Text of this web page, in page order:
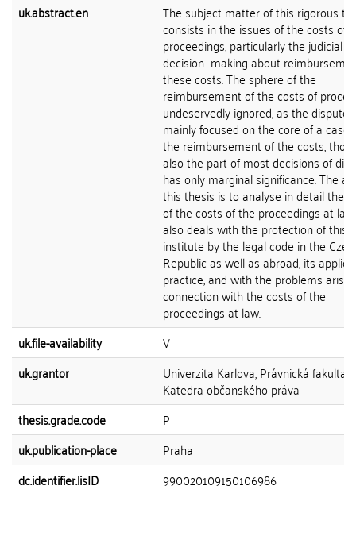
uk.abstract.en
The subject matter of this rigorous
consists in the issues of the costs of
proceedings, particularly the judicial
decision- making about
these costs. The sphere of the
reimbursement of the costs of
undeservedly ignored, as the
mainly focused on the core of a case,
the reimbursement of the costs,
also the part of most decisions of
has only marginal significance. The
this thesis is to analyse in detail the
of the costs of the proceedings at
also deals with the protection of this
institute by the legal code in the
Republic as well as abroad, its
practice, and with the problems
connection with the costs of the
proceedings at law.
uk.file-availability
V
uk.grantor
Univerzita Karlova, Právnická fakulta,
Katedra občanského práva
thesis.grade.code
P
uk.publication-place
Praha
dc.identifier.lisID
990020109150106986